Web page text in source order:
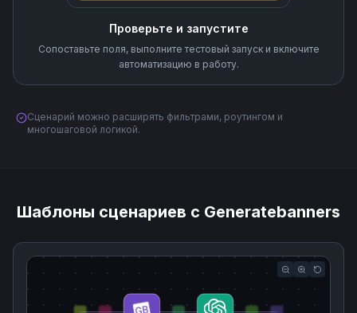
Проверьте и запустите
Сопоставьте поля, выполните тестовый запуск и включите
автоматизацию в работу.
Сценарий можно расширять фильтрами, роутингом и
многошаговой логикой.
Шаблоны сценариев с Generatebanners